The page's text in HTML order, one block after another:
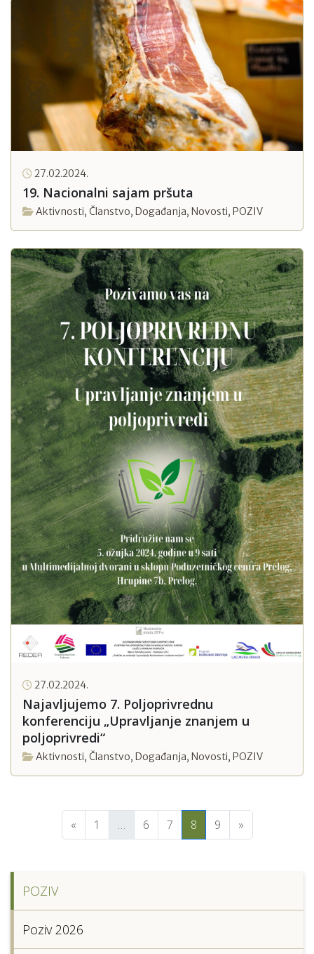
27.02.2024.
19. Nacionalni sajam pršuta
Aktivnosti, Članstvo, Događanja, Novosti, POZIV
27.02.2024.
Najavljujemo 7. Poljoprivrednu
konferenciju „Upravljanje znanjem u
poljoprivredi“
Aktivnosti, Članstvo, Događanja, Novosti, POZIV
« 1 … 6 7 8 9 »
POZIV
Poziv 2026